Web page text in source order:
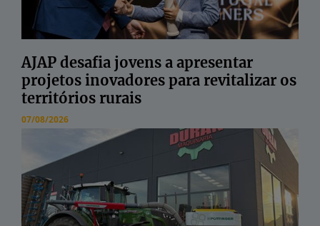
AJAP desafia jovens a apresentar
projetos inovadores para revitalizar os
territórios rurais
07/08/2026